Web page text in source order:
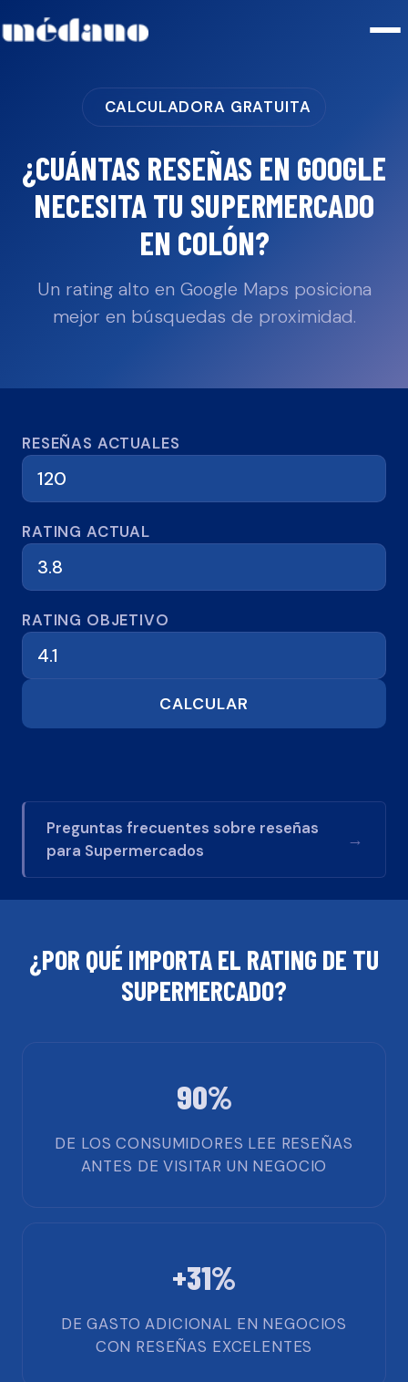
CALCULADORA GRATUITA
¿CUÁNTAS RESEÑAS EN GOOGLE
NECESITA TU SUPERMERCADO
EN COLÓN?
Un rating alto en Google Maps posiciona
mejor en búsquedas de proximidad.
Calculadora de reseñas
RESEÑAS ACTUALES
RATING ACTUAL
RATING OBJETIVO
CALCULAR
Preguntas frecuentes sobre reseñas
para Supermercados
→
¿POR QUÉ IMPORTA EL RATING DE TU
SUPERMERCADO?
90%
DE LOS CONSUMIDORES LEE RESEÑAS
ANTES DE VISITAR UN NEGOCIO
+31%
DE GASTO ADICIONAL EN NEGOCIOS
CON RESEÑAS EXCELENTES